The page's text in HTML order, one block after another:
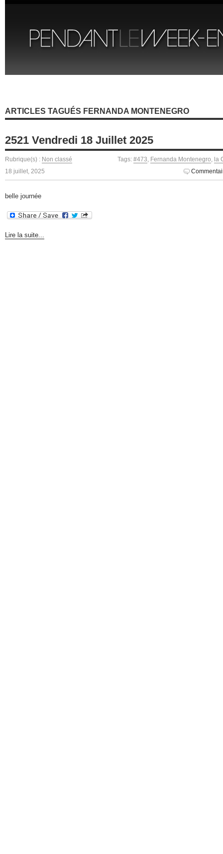
ARTICLES TAGUÉS FERNANDA MONTENEGRO
2521 Vendredi 18 Juillet 2025
Rubrique(s) : Non classé Tags: #473, Fernanda Montenegro, la
18 juillet, 2025
belle journée
Lire la suite...